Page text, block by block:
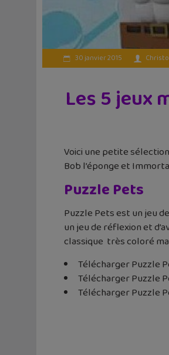
30 janvier 2015
Les 5 jeux
Voici une petite
Bob l’éponge et
Puzzle Pets
Puzzle Pets est un jeu
un jeu de réflexion et
classique très coloré
Télécharger Puzzle
Télécharger Puzzle
Télécharger Puzzle